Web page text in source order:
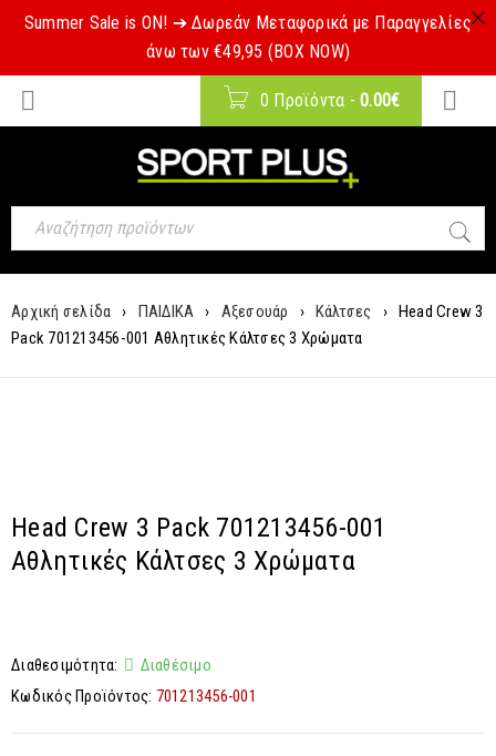
Summer Sale is ON! ➔ Δωρεάν Μεταφορικά με Παραγγελίες
άνω των €49,95 (BOX NOW)
0 Προϊόντα - 0.00€
Αρχική σελίδα › ΠΑΙΔΙΚΑ › Αξεσουάρ › Κάλτσες ›
Head Crew 3
Pack 701213456-001 Αθλητικές Κάλτσες 3 Χρώματα
Head Crew 3 Pack 701213456-001
Αθλητικές Κάλτσες 3 Χρώματα
Διαθεσιμότητα:
Διαθέσιμο
Κωδικός Προϊόντος: 701213456-001